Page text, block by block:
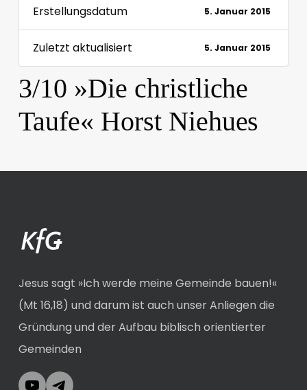
Erstellungsdatum 5. Januar 2015
Zuletzt aktualisiert 5. Januar 2015
3/10 »Die christliche
Taufe« Horst Niehues
Jesus sagt »Ich werde meine Gemeinde bauen!«
(Mt 16,18) und darum ist auch unser Anliegen die
Gründung und der Aufbau biblisch orientierter
Gemeinden
YouTubeTelegram